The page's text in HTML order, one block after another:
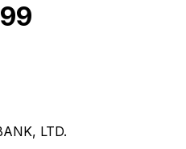
LTD.